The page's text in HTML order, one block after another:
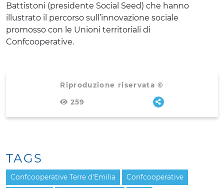
Battistoni (presidente Social Seed) che hanno
illustrato il percorso sull’innovazione sociale
promosso con le Unioni territoriali di
Confcooperative.
Riproduzione riservata ©
259
TAGS
Confcooperative Terre d'Emilia Confcooperative